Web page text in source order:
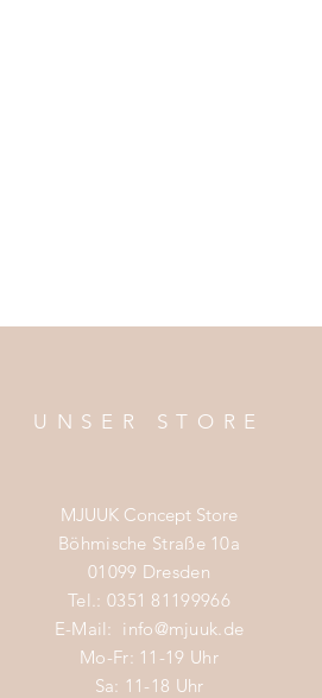
UNSER STORE
MJUUK Concept Store
Böhmische Straße 10a
01099 Dresden
Tel.: 0351 81199966
E-Mail: info@mjuuk.de
Mo-Fr: 11-19 Uhr
Sa: 11-18 Uhr